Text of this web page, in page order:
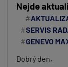
Nejde
SERVIS
GENEVO
Dobrý den,